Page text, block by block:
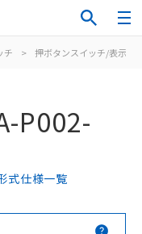
チ > 押ボタンスイッチ/表示灯
P002-
式仕様一覧